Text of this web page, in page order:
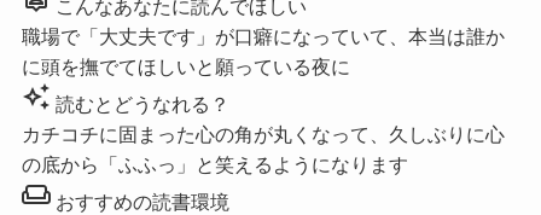
こんなあなたに読んでほしい
職場で「大丈夫です」が口癖になっていて、本当は誰か
に頭を撫でてほしいと願っている夜に
auto_awesome 読むとどうなれる？
カチコチに固まった心の角が丸くなって、久しぶりに心
の底から「ふふっ」と笑えるようになります
weekendおすすめの読書環境